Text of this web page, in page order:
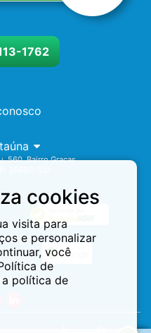
cookies
visita para
e personalizar
você
de
política de
1762
560. Bairro Graças